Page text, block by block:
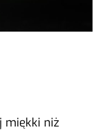
miękki niż